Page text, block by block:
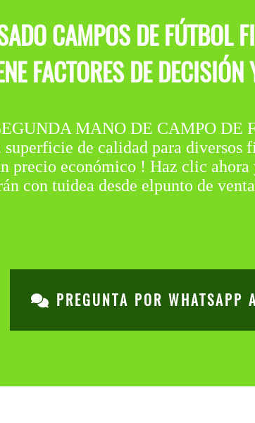
CAMPOS DE FÚTBOL
FACTORES DE
MANO DE CAMPO DE
de calidad para diversos
precio económico ! Haz clic
con tuidea desde elpunto de
PREGUNTA POR WHATSAPP